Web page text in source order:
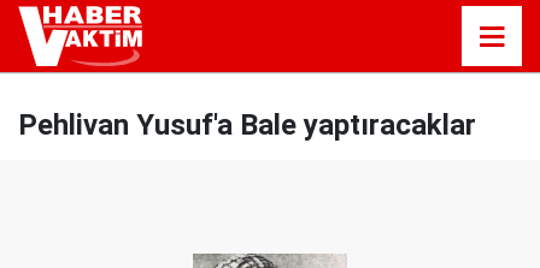
Pehlivan Yusuf'a Bale yaptıracaklar